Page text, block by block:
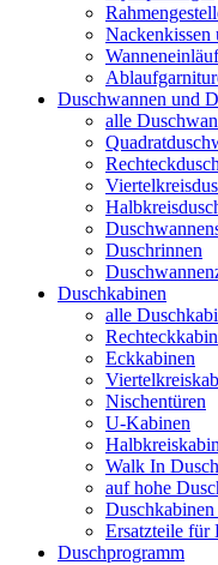
Nackenkissen
Duschwannen und
alle
Duschrinnen
Duschkabinen
alle
Eckkabinen
Nischentüren
U-Kabinen
Walk In
auf hohe
Ersatzteile für
Duschprogramm